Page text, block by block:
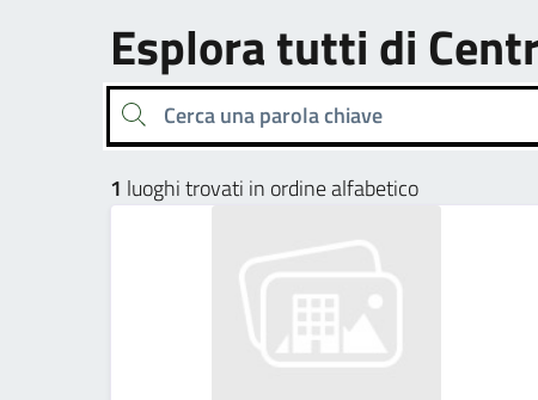
Esplora tutti di
Cerca una parola chiave
1 luoghi trovati in ordine alfabetico